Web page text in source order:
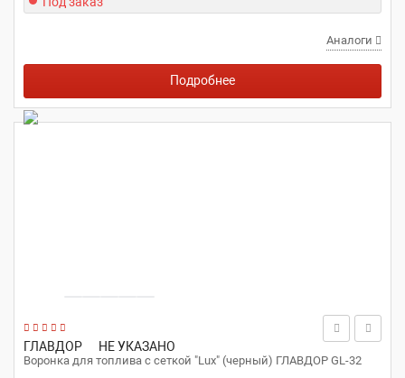
Аналоги
Подробнее
ГЛАВДОР НЕ УКАЗАНО
Воронка для топлива с сеткой "Lux" (черный) ГЛАВДОР GL-32